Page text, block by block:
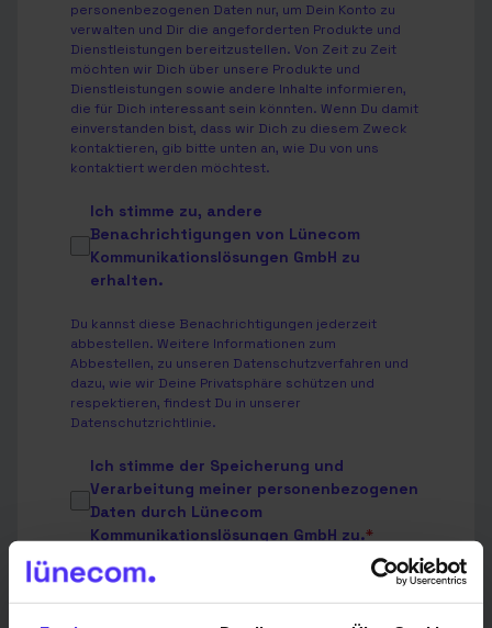
personenbezogenen Daten nur, um Dein Konto zu
verwalten und Dir die angeforderten Produkte und
Dienstleistungen bereitzustellen. Von Zeit zu Zeit
möchten wir Dich über unsere Produkte und
Dienstleistungen sowie andere Inhalte informieren,
die für Dich interessant sein könnten. Wenn Du damit
einverstanden bist, dass wir Dich zu diesem Zweck
kontaktieren, gib bitte unten an, wie Du von uns
kontaktiert werden möchtest.
Ich stimme zu, andere
Benachrichtigungen von Lünecom
Kommunikationslösungen GmbH zu
erhalten.
Du kannst diese Benachrichtigungen jederzeit
abbestellen. Weitere Informationen zum
Abbestellen, zu unseren Datenschutzverfahren und
dazu, wie wir Deine Privatsphäre schützen und
respektieren, findest Du in unserer
Datenschutzrichtlinie.
Ich stimme der Speicherung und
Verarbeitung meiner personenbezogenen
Daten durch Lünecom
Kommunikationslösungen GmbH zu.*
Indem Sie unten auf „Einsenden“ klicken, stimmen Sie